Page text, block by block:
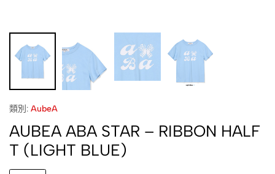
類別: AubeA
AUBEA ABA STAR – RIBBON HALF
T (LIGHT BLUE)